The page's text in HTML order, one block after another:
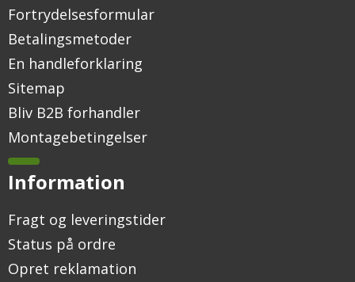
Fortrydelsesformular
Betalingsmetoder
En handleforklaring
Sitemap
Bliv B2B forhandler
Montagebetingelser
Information
Fragt og leveringstider
Status på ordre
Opret reklamation